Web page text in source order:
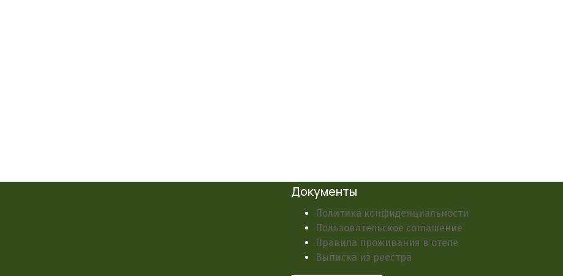
Документы
Политика конфиденциальности
Пользовательское соглашение
Правила проживания в отеле
Выписка из реестра